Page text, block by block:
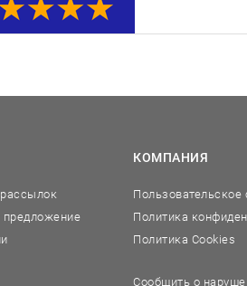
КОМПАНИЯ
Пользовательское
Политика
Политика Cookies
Сообщить о